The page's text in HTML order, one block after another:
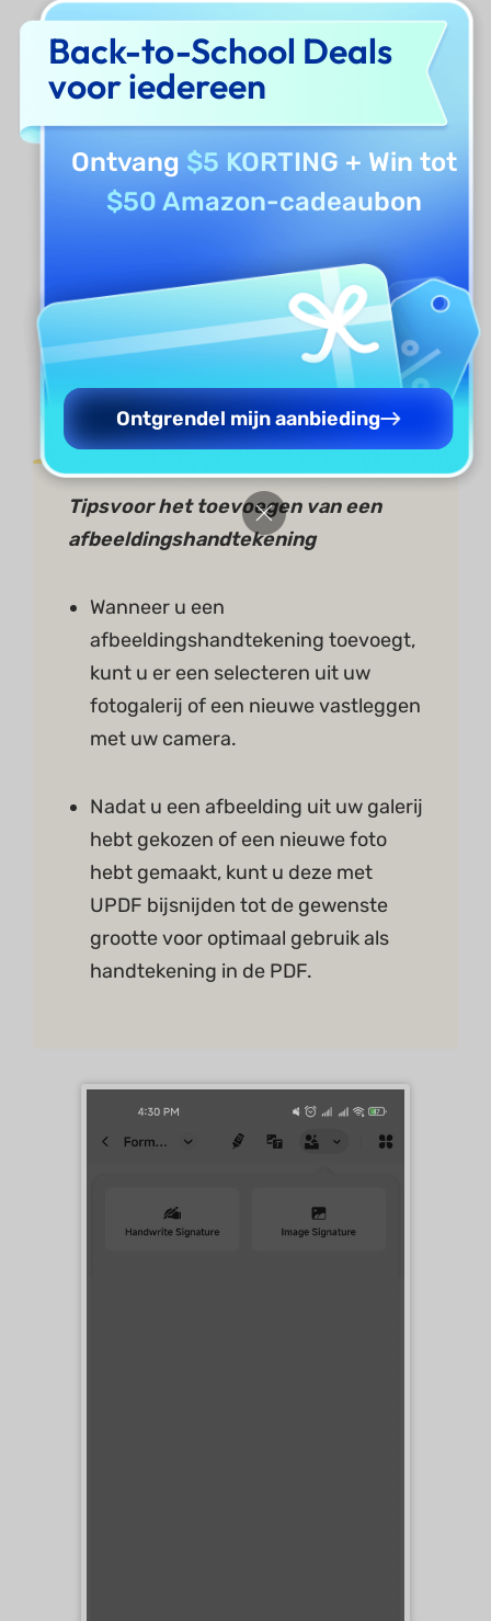
Tipsvoor het toevoegen van een
afbeeldingshandtekening
Wanneer u een
afbeeldingshandtekening toevoegt,
kunt u er een selecteren uit uw
fotogalerij of een nieuwe vastleggen
met uw camera.
Nadat u een afbeelding uit uw galerij
hebt gekozen of een nieuwe foto
hebt gemaakt, kunt u deze met
UPDF bijsnijden tot de gewenste
grootte voor optimaal gebruik als
handtekening in de PDF.
Back-to-School Deals
voor iedereen
Ontvang $5 KORTING + Win tot
$50 Amazon-cadeaubon
Ontgrendel mijn aanbieding